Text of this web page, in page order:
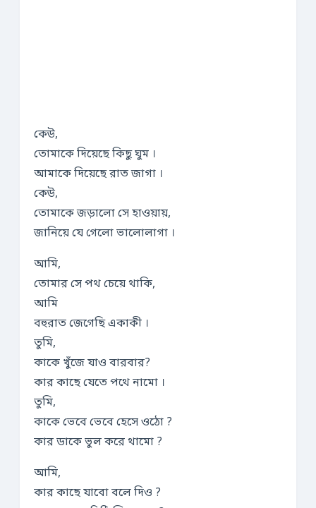
কেউ,
তোমাকে দিয়েছে কিছু ঘুম ।
আমাকে দিয়েছে রাত জাগা ।
কেউ,
তোমাকে জড়ালো সে হাওয়ায়,
জানিয়ে যে গেলো ভালোলাগা ।
আমি,
তোমার সে পথ চেয়ে থাকি,
আমি
বহুরাত জেগেছি একাকী ।
তুমি,
কাকে খুঁজে যাও বারবার?
কার কাছে যেতে পথে নামো ।
তুমি,
কাকে ভেবে ভেবে হেসে ওঠো ?
কার ডাকে ভুল করে থামো ?
আমি,
কার কাছে যাবো বলে দিও ?